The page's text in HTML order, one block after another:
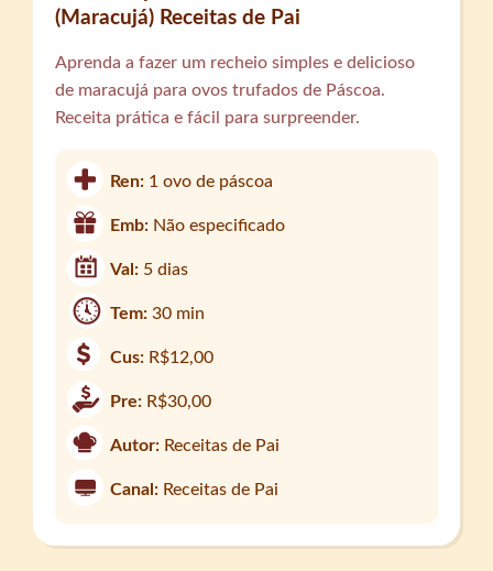
(Maracujá) Receitas de Pai
Aprenda a fazer um recheio simples e delicioso
de maracujá para ovos trufados de Páscoa.
Receita prática e fácil para surpreender.
Ren: 1 ovo de páscoa
Emb: Não especificado
Val: 5 dias
Tem:30 min
Cus: R$12,00
Pre: R$30,00
Autor: Receitas de Pai
Canal: Receitas de Pai